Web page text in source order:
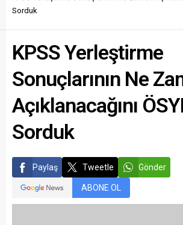
Sorduk
KPSS Yerleştirme
Sonuçlarının Ne
Açıklanacağını
Sorduk
Paylaş Tweetle Gönder
ABONE OL